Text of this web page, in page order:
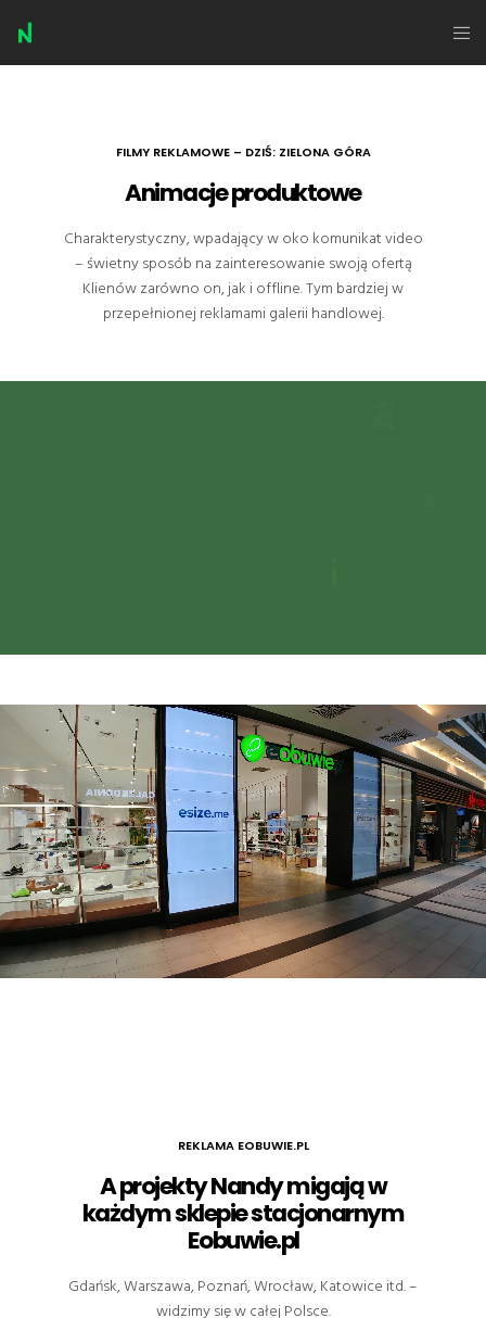
FILMY REKLAMOWE – DZIŚ: ZIELONA GÓRA
Animacje produktowe
Charakterystyczny, wpadający w oko komunikat video
– świetny sposób na zainteresowanie swoją ofertą
Klienów zarówno on, jak i offline. Tym bardziej w
przepełnionej reklamami galerii handlowej.
REKLAMA EOBUWIE.PL
A projekty Nandy migają w
każdym sklepie stacjonarnym
Eobuwie.pl
Gdańsk, Warszawa, Poznań, Wrocław, Katowice itd. –
widzimy się w całej Polsce.